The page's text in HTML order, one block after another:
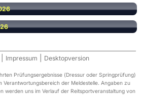
Impressum Desktopversion
Prüfungsergebnisse (Dressur oder Springprüfung)
Verantwortungsbereich der Meldestelle. Angaben zu
werden uns im Verlauf der Reitsportveranstaltung von